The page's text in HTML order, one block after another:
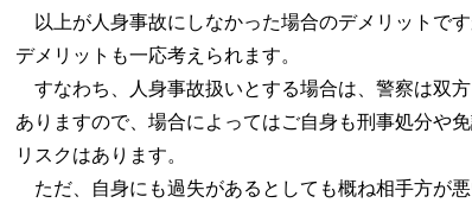
以上が人身事故にしなかった場合のデメリットで
デメリットも一応考えられます。
すなわち、人身事故扱いとする場合は、警察は双
ありますので、場合によってはご自身も刑事処分や
リスクはあります。
ただ、自身にも過失があるとしても概ね相手方が